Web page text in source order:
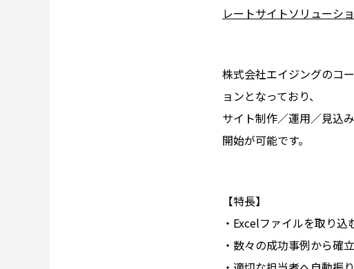
レートサイトソリューショ
株式会社エイジングのコ
ョンとなっており、
サイト制作／運用／見込
開始が可能です。
【特長】
・Excelファイルを取り
・数々の成功事例から確